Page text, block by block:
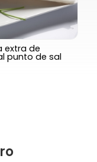
extra de
punto de sal